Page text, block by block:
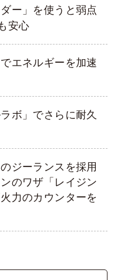
ー」を使うと弱点
安心
エネルギーを加速
ボ」でさらに耐久
ジーランスを採用
のワザ「レイジン
力のカウンターを